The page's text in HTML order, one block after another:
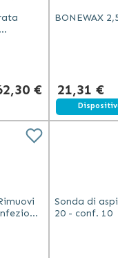
€
BONEWAX
21,31 €
Sonda di
20 - conf. 10